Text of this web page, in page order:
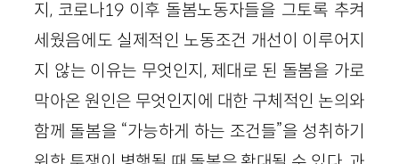
지, 코로나19 이후 돌봄노동자들을 그토록 추켜
세웠음에도 실제적인 노동조건 개선이 이루어지
지 않는 이유는 무엇인지, 제대로 된 돌봄을 가로
막아온 원인은 무엇인지에 대한 구체적인 논의와
함께 돌봄을 “가능하게 하는 조건들”을 성취하기